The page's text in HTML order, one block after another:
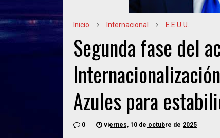
Inicio Internacional E.E.U.U.
Segunda fase del
Azules para
0 viernes, 10 de octubre de 2025